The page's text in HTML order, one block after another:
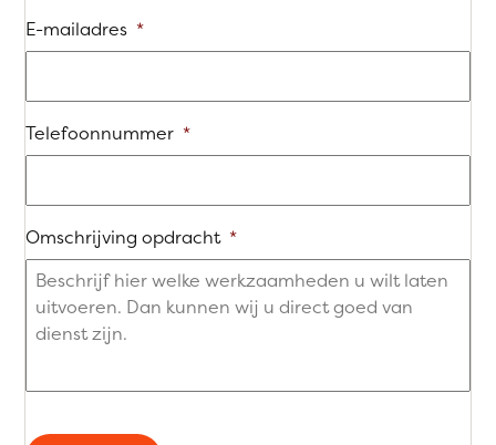
E-mailadres *
Telefoonnummer *
Omschrijving opdracht *